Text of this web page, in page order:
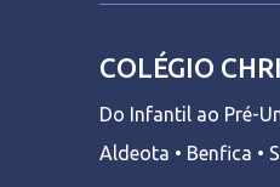
COLÉGIO
Do Infantil ao Pré-
Aldeota • Benfica •